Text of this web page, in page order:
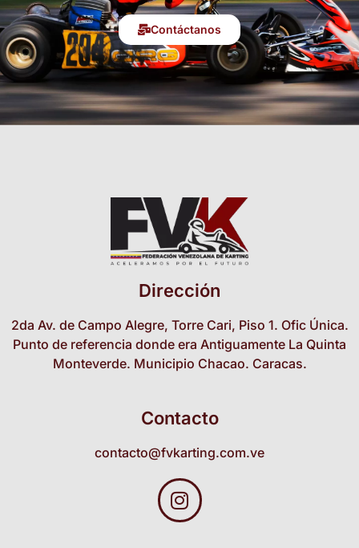
Contáctanos
Dirección
2da Av. de Campo Alegre, Torre Cari, Piso 1. Ofic Única.
Punto de referencia donde era Antiguamente La Quinta
Monteverde. Municipio Chacao. Caracas.
Contacto
contacto@fvkarting.com.ve